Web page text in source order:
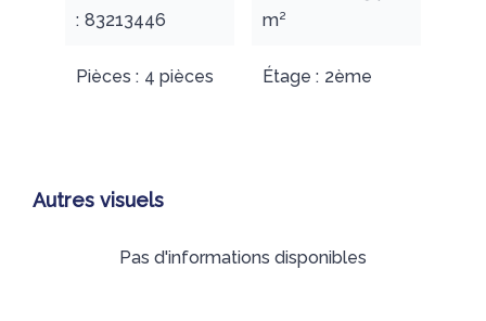
83213446
Pièces 4 pièces
m²
Étage 2ème
Autres visuels
Pas d'informations disponibles